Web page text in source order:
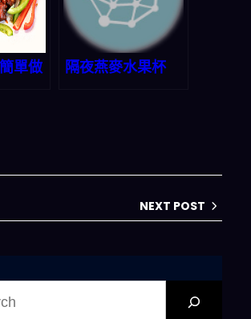
單做
隔夜燕麥水果杯
NEXT POST